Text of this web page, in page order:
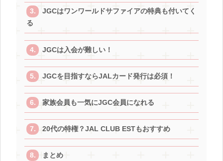
JGCはワンワールドサファイアの特典も付いてく
る
JGCは入会が難しい！
JGCを目指すならJALカード発行は必須！
家族会員も一気にJGC会員になれる
20代の特権？JAL CLUB ESTもおすすめ
まとめ